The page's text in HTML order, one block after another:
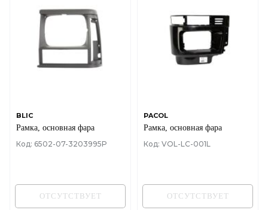
BLIC
Рамка, основная фара
Код: 6502-07-3203995P
ОТСУТСТВУЕТ
PACOL
Рамка, основная фара
Код: VOL-LC-001L
ОТСУТСТВУЕТ